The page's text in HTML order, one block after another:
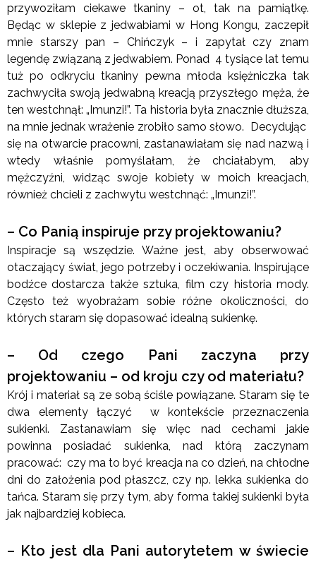
przywoziłam ciekawe tkaniny – ot, tak na pamiątkę.
Będąc w sklepie z jedwabiami w Hong Kongu, zaczepił
mnie starszy pan – Chińczyk – i zapytał czy znam
legendę związaną z jedwabiem. Ponad 4 tysiące lat temu
tuż po odkryciu tkaniny pewna młoda księżniczka tak
zachwyciła swoją jedwabną kreacją przyszłego męża, że
ten westchnął: „Imunzi!”. Ta historia była znacznie dłuższa,
na mnie jednak wrażenie zrobiło samo słowo. Decydując
się na otwarcie pracowni, zastanawiałam się nad nazwą i
wtedy właśnie pomyślałam, że chciałabym, aby
mężczyźni, widząc swoje kobiety w moich kreacjach,
również chcieli z zachwytu westchnąć: „Imunzi!”.
– Co Panią inspiruje przy projektowaniu?
Inspiracje są wszędzie. Ważne jest, aby obserwować
otaczający świat, jego potrzeby i oczekiwania. Inspirujące
bodźce dostarcza także sztuka, film czy historia mody.
Często też wyobrażam sobie różne okoliczności, do
których staram się dopasować idealną sukienkę.
– Od czego Pani zaczyna przy
projektowaniu – od kroju czy od materiału?
Krój i materiał są ze sobą ściśle powiązane. Staram się te
dwa elementy łączyć w kontekście przeznaczenia
sukienki. Zastanawiam się więc nad cechami jakie
powinna posiadać sukienka, nad którą zaczynam
pracować: czy ma to być kreacja na co dzień, na chłodne
dni do założenia pod płaszcz, czy np. lekka sukienka do
tańca. Staram się przy tym, aby forma takiej sukienki była
jak najbardziej kobieca.
– Kto jest dla Pani autorytetem w świecie